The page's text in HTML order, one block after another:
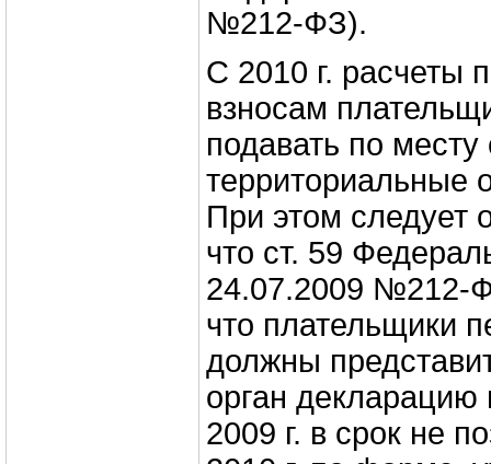
№212‑ФЗ).
С 2010 г. расчеты
взносам
подавать по месту
При этом следует
что ст. 59
24.07.2009
что плательщики
должны
орган декларацию
2009 г. в срок не